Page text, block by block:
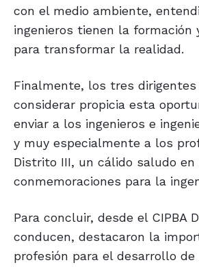
con el medio ambiente,
ingenieros tienen la formación
para transformar la realidad.
Finalmente, los tres dirigentes
considerar propicia esta
enviar a los ingenieros e
y muy especialmente a los
Distrito III, un cálido saludo
conmemoraciones para la
Para concluir, desde el CIPBA
conducen, destacaron la
profesión para el desarrollo de